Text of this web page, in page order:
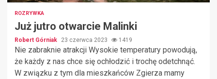
ROZRYWKA
Już jutro otwarcie Malinki
Robert Górniak 23 czerwca 2023 1419
Nie zabraknie atrakcji Wysokie temperatury powodują,
że każdy z nas chce się ochłodzić i trochę odetchnąć.
W związku z tym dla mieszkańców Zgierza mamy